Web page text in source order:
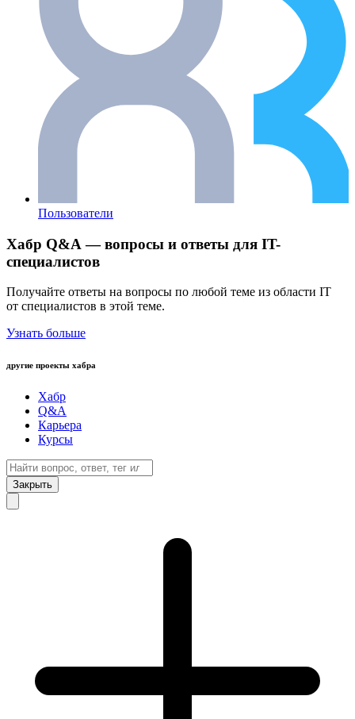
Пользователи
Хабр Q&A — вопросы и ответы для IT-
специалистов
Получайте ответы на вопросы по любой теме из области IT
от специалистов в этой теме.
Узнать больше
другие проекты хабра
Хабр
Q&A
Карьера
Курсы
Закрыть